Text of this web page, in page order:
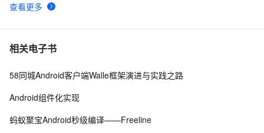
9 Android应用程序启动过程源代码分析（2）
10
查看更多
相关电子书
58同城Android客户端Walle框架演进与实践之路
Android组件化实现
蚂蚁聚宝Android秒级编译——Freeline